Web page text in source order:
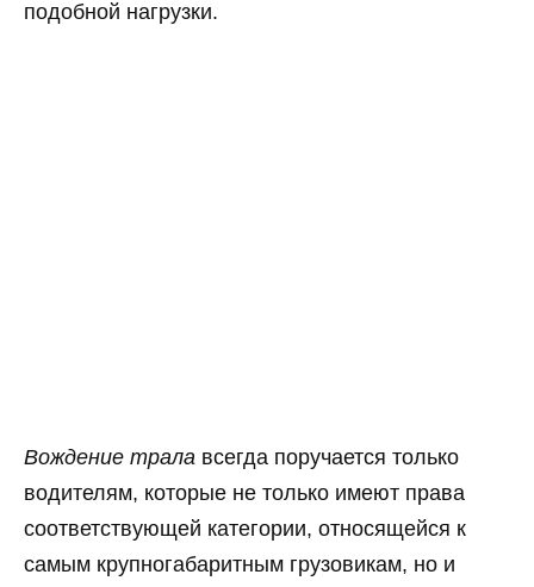
подобной нагрузки.
Вождение трала всегда поручается только
водителям, которые не только имеют права
соответствующей категории, относящейся к
самым крупногабаритным грузовикам, но и